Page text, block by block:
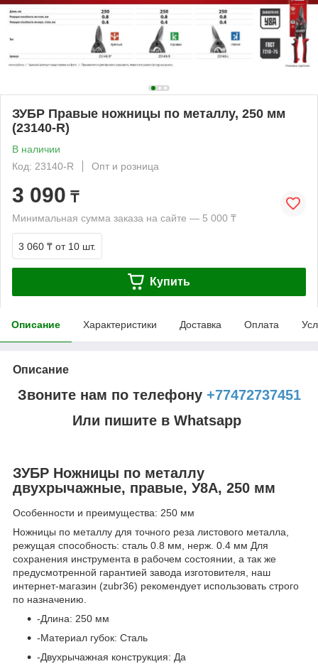
ЗУБР Правые ножницы по металлу, 250 мм
(23140-R)
В наличии
Код: 23140-R
Опт и розница
3 090 ₸
Минимальная сумма заказа на сайте — 5 000 ₸
3 060 ₸ от 10 шт.
Купить
Описание Характеристики Доставка Оплата
Описание
Звоните нам по телефону +77472737451
Или пишите в Whatsapp
ЗУБР Ножницы по металлу
двухрычажные, правые, У8А, 250 мм
Особенности и преимущества: 250 мм
Ножницы по металлу для точного реза листового металла,
режущая способность: сталь 0.8 мм, нерж. 0.4 мм Для
сохранения инструмента в рабочем состоянии, а так же
предусмотренной гарантией завода изготовителя, наш
интернет-магазин (zubr36) рекомендует использовать строго
по назначению.
-Длина: 250 мм
-Материал губок: Сталь
-Двухрычажная конструкция: Да